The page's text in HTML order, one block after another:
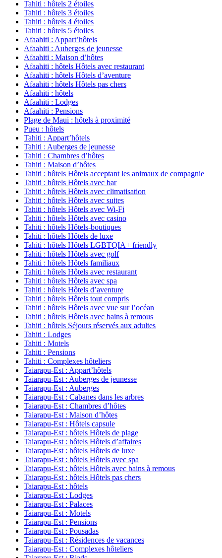
Tahiti : hôtels 2 étoiles
Tahiti : hôtels 3 étoiles
Tahiti : hôtels 4 étoiles
Tahiti : hôtels 5 étoiles
Afaahiti : Appart’hôtels
Afaahiti : Auberges de jeunesse
Afaahiti : Maison d’hôtes
Afaahiti : hôtels Hôtels avec restaurant
Afaahiti : hôtels Hôtels d’aventure
Afaahiti : hôtels Hôtels pas chers
Afaahiti : hôtels
Afaahiti : Lodges
Afaahiti : Pensions
Plage de Maui : hôtels à proximité
Pueu : hôtels
Tahiti : Appart’hôtels
Tahiti : Auberges de jeunesse
Tahiti : Chambres d’hôtes
Tahiti : Maison d’hôtes
Tahiti : hôtels Hôtels acceptant les animaux de compagnie
Tahiti : hôtels Hôtels avec bar
Tahiti : hôtels Hôtels avec climatisation
Tahiti : hôtels Hôtels avec suites
Tahiti : hôtels Hôtels avec Wi-Fi
Tahiti : hôtels Hôtels avec casino
Tahiti : hôtels Hôtels-boutiques
Tahiti : hôtels Hôtels de luxe
Tahiti : hôtels Hôtels LGBTQIA+ friendly
Tahiti : hôtels Hôtels avec golf
Tahiti : hôtels Hôtels familiaux
Tahiti : hôtels Hôtels avec restaurant
Tahiti : hôtels Hôtels avec spa
Tahiti : hôtels Hôtels d’aventure
Tahiti : hôtels Hôtels tout compris
Tahiti : hôtels Hôtels avec vue sur l’océan
Tahiti : hôtels Hôtels avec bains à remous
Tahiti : hôtels Séjours réservés aux adultes
Tahiti : Lodges
Tahiti : Motels
Tahiti : Pensions
Tahiti : Complexes hôteliers
Taiarapu-Est : Appart’hôtels
Taiarapu-Est : Auberges de jeunesse
Taiarapu-Est : Auberges
Taiarapu-Est : Cabanes dans les arbres
Taiarapu-Est : Chambres d’hôtes
Taiarapu-Est : Maison d’hôtes
Taiarapu-Est : Hôtels capsule
Taiarapu-Est : hôtels Hôtels de plage
Taiarapu-Est : hôtels Hôtels d’affaires
Taiarapu-Est : hôtels Hôtels de luxe
Taiarapu-Est : hôtels Hôtels avec spa
Taiarapu-Est : hôtels Hôtels avec bains à remous
Taiarapu-Est : hôtels Hôtels pas chers
Taiarapu-Est : hôtels
Taiarapu-Est : Lodges
Taiarapu-Est : Palaces
Taiarapu-Est : Motels
Taiarapu-Est : Pensions
Taiarapu-Est : Pousadas
Taiarapu-Est : Résidences de vacances
Taiarapu-Est : Complexes hôteliers